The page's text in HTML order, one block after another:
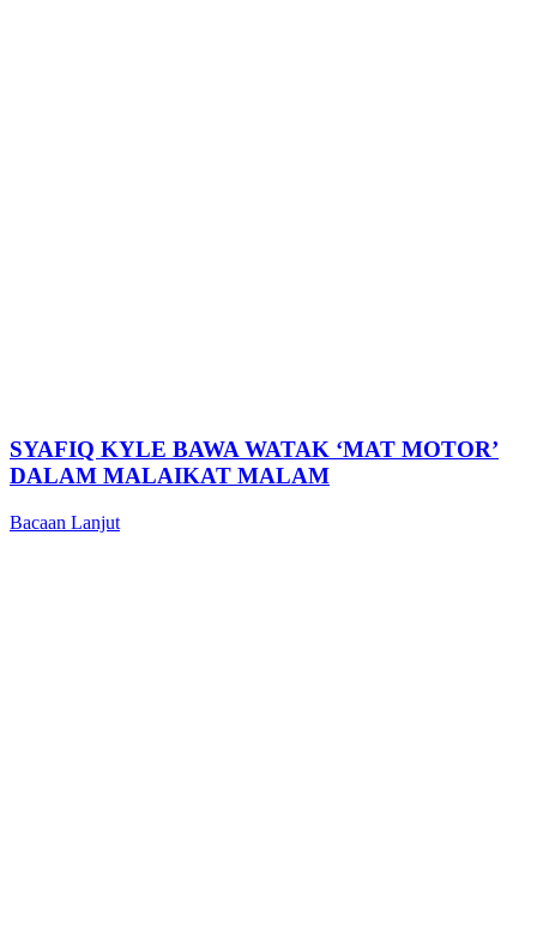
SYAFIQ KYLE BAWA WATAK ‘MAT MOTOR’
DALAM MALAIKAT MALAM
Bacaan Lanjut